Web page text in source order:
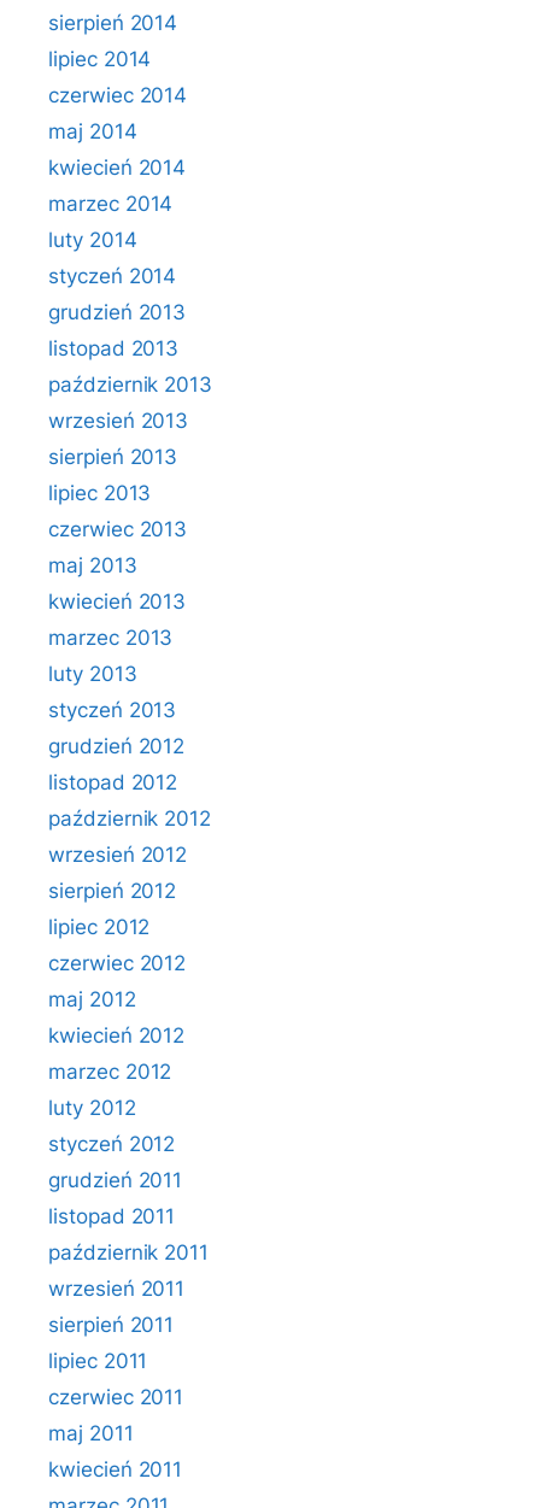
sierpień 2014
lipiec 2014
czerwiec 2014
maj 2014
kwiecień 2014
marzec 2014
luty 2014
styczeń 2014
grudzień 2013
listopad 2013
październik 2013
wrzesień 2013
sierpień 2013
lipiec 2013
czerwiec 2013
maj 2013
kwiecień 2013
marzec 2013
luty 2013
styczeń 2013
grudzień 2012
listopad 2012
październik 2012
wrzesień 2012
sierpień 2012
lipiec 2012
czerwiec 2012
maj 2012
kwiecień 2012
marzec 2012
luty 2012
styczeń 2012
grudzień 2011
listopad 2011
październik 2011
wrzesień 2011
sierpień 2011
lipiec 2011
czerwiec 2011
maj 2011
kwiecień 2011